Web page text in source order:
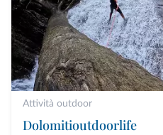
Attività outdoor
Dolomitioutdoorlife